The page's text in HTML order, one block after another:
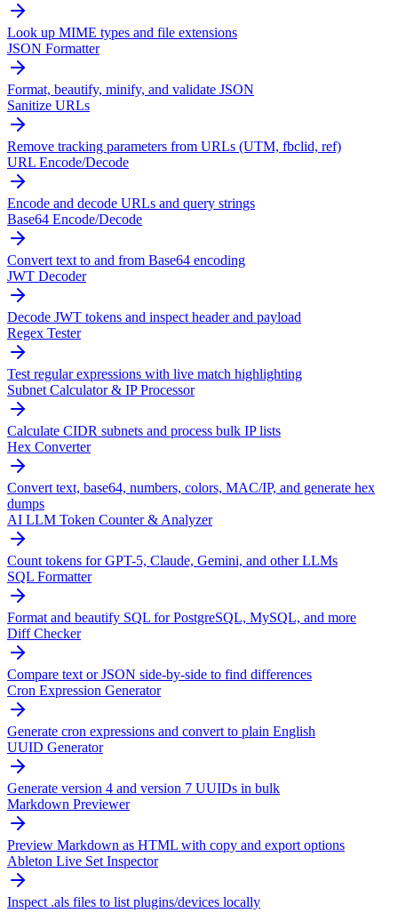
Look up MIME types and file extensions
JSON Formatter
Format, beautify, minify, and validate JSON
Sanitize URLs
Remove tracking parameters from URLs (UTM, fbclid, ref)
URL Encode/Decode
Encode and decode URLs and query strings
Base64 Encode/Decode
Convert text to and from Base64 encoding
JWT Decoder
Decode JWT tokens and inspect header and payload
Regex Tester
Test regular expressions with live match highlighting
Subnet Calculator & IP Processor
Calculate CIDR subnets and process bulk IP lists
Hex Converter
Convert text, base64, numbers, colors, MAC/IP, and generate hex
dumps
AI LLM Token Counter & Analyzer
Count tokens for GPT-5, Claude, Gemini, and other LLMs
SQL Formatter
Format and beautify SQL for PostgreSQL, MySQL, and more
Diff Checker
Compare text or JSON side-by-side to find differences
Cron Expression Generator
Generate cron expressions and convert to plain English
UUID Generator
Generate version 4 and version 7 UUIDs in bulk
Markdown Previewer
Preview Markdown as HTML with copy and export options
Ableton Live Set Inspector
Inspect .als files to list plugins/devices locally